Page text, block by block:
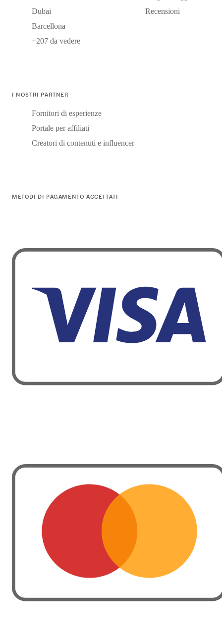
Dubai
Barcellona
+207 da vedere
Recensioni
I NOSTRI PARTNER
Fornitori di esperienze
Portale per affiliati
Creatori di contenuti e influencer
METODI DI PAGAMENTO ACCETTATI